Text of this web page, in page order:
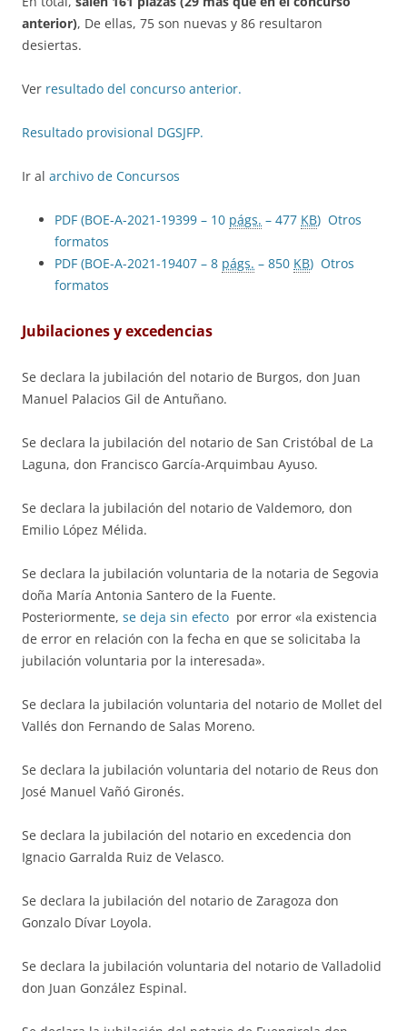
anterior), De ellas, 75 son nuevas y 86 resultaron
desiertas.
Ver resultado del concurso anterior.
Resultado provisional DGSJFP.
Ir al archivo de Concursos
PDF (BOE-A-2021-19399 – 10 págs. – 477 KB) Otros
formatos
PDF (BOE-A-2021-19407 – 8 págs. – 850 KB) Otros
formatos
Jubilaciones y excedencias
Se declara la jubilación del notario de Burgos, don Juan
Manuel Palacios Gil de Antuñano.
Se declara la jubilación del notario de San Cristóbal de La
Laguna, don Francisco García-Arquimbau Ayuso.
Se declara la jubilación del notario de Valdemoro, don
Emilio López Mélida.
Se declara la jubilación voluntaria de la notaria de Segovia
doña María Antonia Santero de la Fuente.
Posteriormente, se deja sin efecto por error «la existencia
de error en relación con la fecha en que se solicitaba la
jubilación voluntaria por la interesada».
Se declara la jubilación voluntaria del notario de Mollet del
Vallés don Fernando de Salas Moreno.
Se declara la jubilación voluntaria del notario de Reus don
José Manuel Vañó Gironés.
Se declara la jubilación del notario en excedencia don
Ignacio Garralda Ruiz de Velasco.
Se declara la jubilación del notario de Zaragoza don
Gonzalo Dívar Loyola.
Se declara la jubilación voluntaria del notario de Valladolid
don Juan González Espinal.